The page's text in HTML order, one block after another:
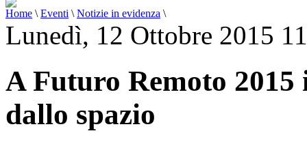
Home \ Eventi \ Notizie in evidenza \
Lunedì, 12 Ottobre 2015
A Futuro Remoto
dallo spazio